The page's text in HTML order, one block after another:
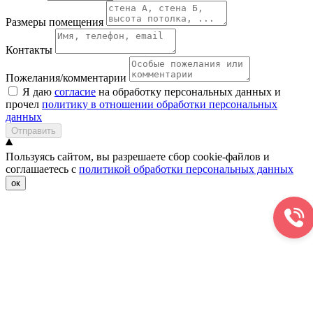
Размеры помещения
Контакты
Пожелания/комментарии
Я даю согласие на обработку персональных данных и
прочел политику в отношении обработки персональных
данных
Отправить
Пользуясь сайтом, вы разрешаете сбор cookie-файлов и
соглашаетесь с политикой обработки персональных данных
ок